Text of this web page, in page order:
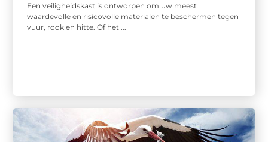
Een veiligheidskast is ontworpen om uw meest
waardevolle en risicovolle materialen te beschermen tegen
vuur, rook en hitte. Of het ...